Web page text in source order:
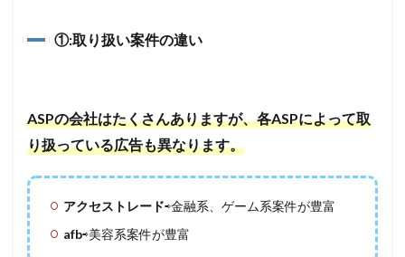
①:取り扱い案件の違い
ASPの会社はたくさんありますが、各ASPによって取
り扱っている広告も異なります。
アクセストレード⇨金融系、ゲーム系案件が豊富
afb⇨美容系案件が豊富